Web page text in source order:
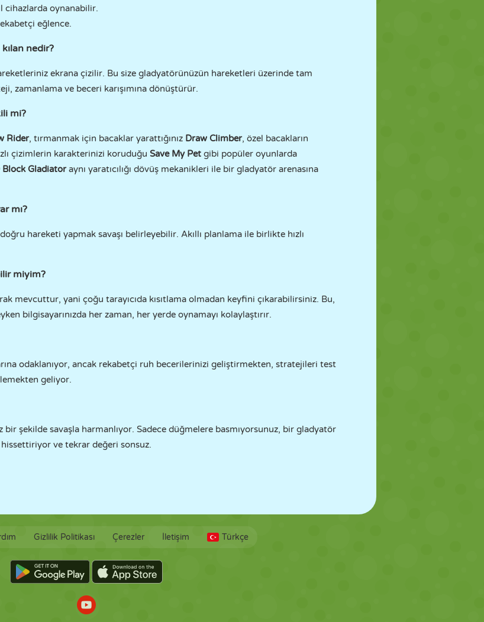
cihazlarda oynanabilir.
eğlence.
nedir?
ekrana çizilir. Bu size gladyatörünüzün hareketleri üzerinde tam
zamanlama ve beceri karışımına dönüştürür.
mi?
Rider, tırmanmak için bacaklar yarattığınız Draw Climber, özel bacakların
çizimlerin karakterinizi koruduğu Save My Pet gibi popüler oyunlarda
Block Gladiatoraynı yaratıcılığı dövüş mekanikleri ile bir gladyatör arenasına
mı?
hareketi yapmak savaşı belirleyebilir. Akıllı planlama ile birlikte hızlı
miyim?
mevcuttur, yani çoğu tarayıcıda kısıtlama olmadan keyfini çıkarabilirsiniz. Bu,
bilgisayarınızda her zaman, her yerde oynamayı kolaylaştırır.
odaklanıyor, ancak rekabetçi ruh becerilerinizi geliştirmekten, stratejileri test
geliyor.
bir şekilde savaşla harmanlıyor. Sadece düğmelere basmıyorsunuz, bir gladyatör
ve tekrar değeri sonsuz.
Gizlilik Politikası Çerezler İletişim Türkçe